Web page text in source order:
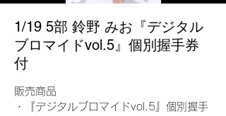
1/19 5部 鈴野 みお『デジタル
ブロマイドvol.5』個別握手券
付
販売商品
・『デジタルブロマイドvol.5』個別握手